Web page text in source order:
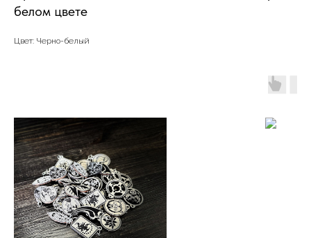
белом цвете
Цвет: Черно-белый